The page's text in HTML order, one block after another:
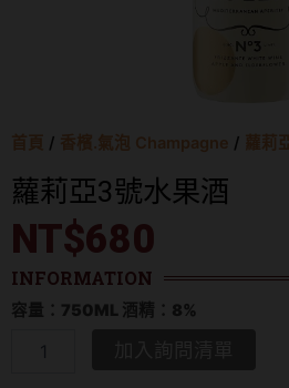
首頁 / 香檳.氣泡 Champagne / 蘿莉
蘿莉亞3號水果酒
NT$680
INFORMATION
容量：750ML 酒精：8%